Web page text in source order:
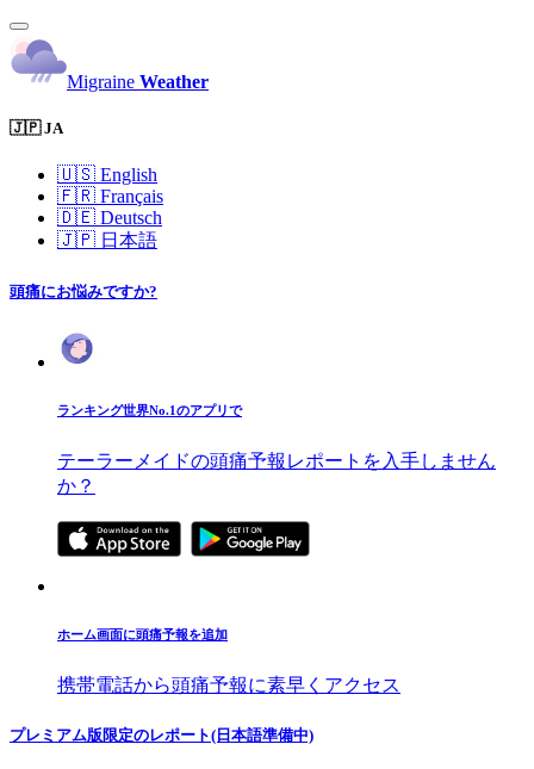
Migraine Weather
🇯🇵 JA
🇺🇸 English
🇫🇷 Français
🇩🇪 Deutsch
🇯🇵 日本語
頭痛にお悩みですか?
ランキング世界No.1のアプリで
テーラーメイドの頭痛予報レポートを入手しません
か？
ホーム画面に頭痛予報を追加
携帯電話から頭痛予報に素早くアクセス
プレミアム版限定のレポート(日本語準備中)